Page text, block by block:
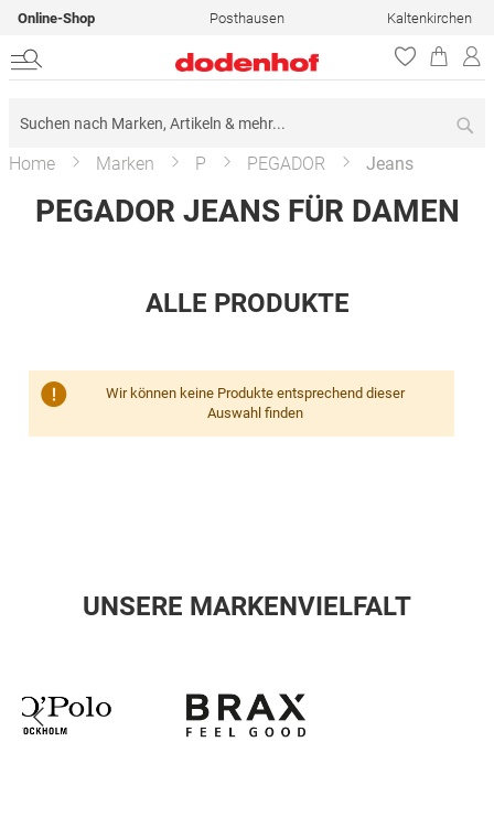
Online-Shop Posthausen Kaltenkirchen
Home Marken P PEGADOR Jeans
PEGADOR JEANS FÜR DAMEN
ALLE PRODUKTE
Wir können keine Produkte entsprechend dieser
Auswahl finden
UNSERE MARKENVIELFALT